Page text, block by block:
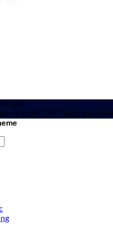
gia
về kỳ thi THPT quốc gia và